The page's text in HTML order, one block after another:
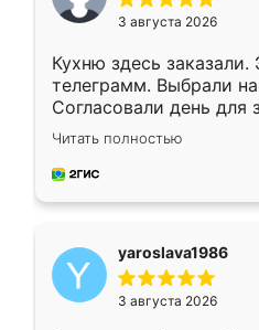
3 августа 2026
Кухню здесь
телеграмм. Выбрали
Согласовали день для
недели кухня была уже
довольны работой.
мебель за
Читать полностью
yaroslava1986
3 августа 2026